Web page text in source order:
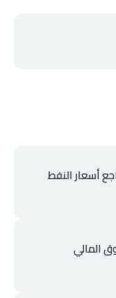
أسعار النفط
المالي